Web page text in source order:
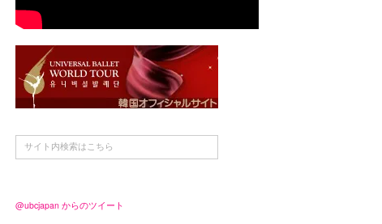
@ubcjapan からのツイート